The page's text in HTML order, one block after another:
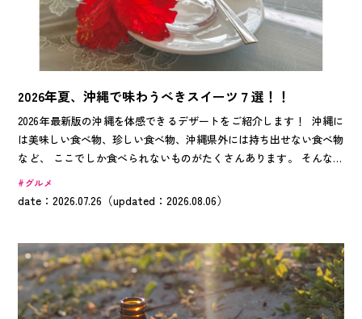
2026年夏、沖縄で味わうべきスイーツ７選！！
2026年最新版の沖縄を体感できるデザートをご紹介します！ 沖縄に
は美味しい食べ物、珍しい食べ物、沖縄県外には持ち出せない食べ物
など、 ここでしか食べられないものがたくさんあります。 そんな魅
力いっぱいのデザート7選をぜひ食べてみてくださいね！
グルメ
date：2026.07.26（updated：2026.08.06）